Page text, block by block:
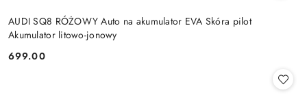
AUDI SQ8 RÓŻOWY Auto na akumulator EVA Skóra pilot
Akumulator litowo-jonowy
Cena:
699.00